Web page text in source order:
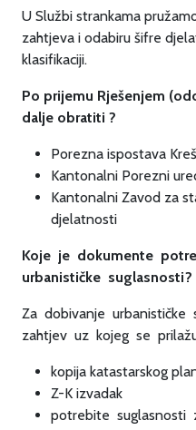
U Službi strankama
zahtjeva i odabiru šifre
klasifikaciji.
Po prijemu Rješenjem
dalje obratiti ?
Porezna ispostava
Kantonalni Porezni
Kantonalni Zavod za
djelatnosti
Koje je dokumente
urbanističke suglasnosti?
Za dobivanje urbanističke
zahtjev uz kojeg se
kopija katastarskog
Z-K izvadak
potrebite suglasnosti